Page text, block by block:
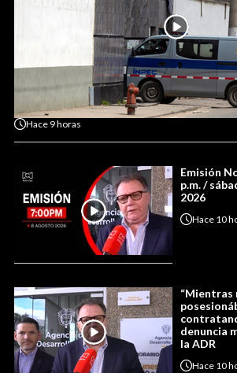
Hace 9 horas
Emisión
p.m. /
2026
Hace 10
“Mientras
denuncia
la ADR
Hace 10